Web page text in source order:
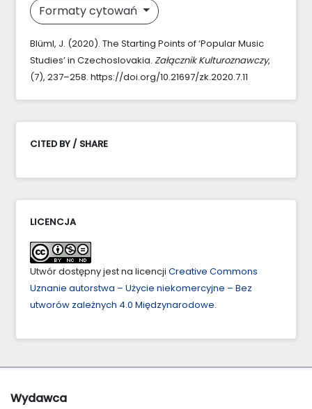
Formaty cytowań
Blüml, J. (2020). The Starting Points of ‘Popular Music
Studies’ in Czechoslovakia. Załącznik Kulturoznawczy,
(7), 237–258. https://doi.org/10.21697/zk.2020.7.11
CITED BY / SHARE
LICENCJA
Utwór dostępny jest na licencji Creative Commons
Uznanie autorstwa – Użycie niekomercyjne – Bez
utworów zależnych 4.0 Międzynarodowe.
Wydawca